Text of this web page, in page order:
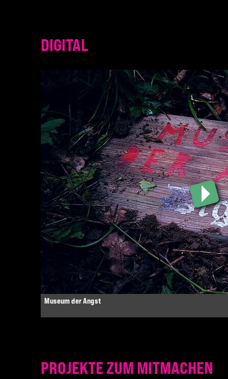
DIGITAL
Museum der Angst
PROJEKTE ZUM MITMACHEN